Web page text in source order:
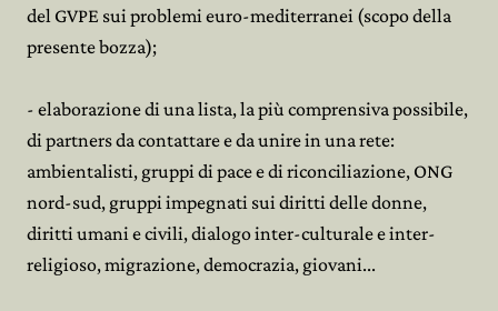
del GVPE sui problemi euro-mediterranei (scopo della
presente bozza);
- elaborazione di una lista, la più comprensiva possibile,
di partners da contattare e da unire in una rete:
ambientalisti, gruppi di pace e di riconciliazione, ONG
nord-sud, gruppi impegnati sui diritti delle donne,
diritti umani e civili, dialogo inter-culturale e inter-
religioso, migrazione, democrazia, giovani...